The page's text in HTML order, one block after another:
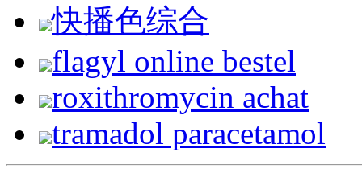
快播色综合
flagyl online bestel
roxithromycin achat
tramadol paracetamol